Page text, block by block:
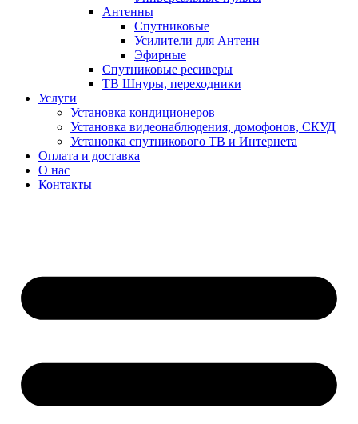
Антенны
Спутниковые
Усилители для Антенн
Эфирные
Спутниковые ресиверы
ТВ Шнуры, переходники
Услуги
Установка кондиционеров
Установка видеонаблюдения, домофонов, СКУД
Установка спутникового ТВ и Интернета
Оплата и доставка
О нас
Контакты